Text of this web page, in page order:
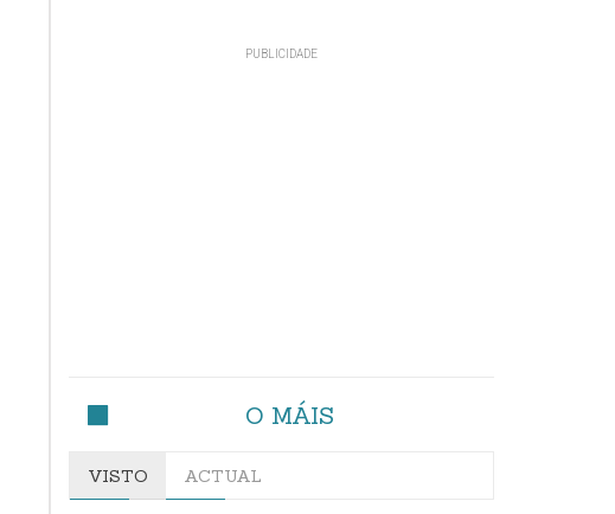
O MÁIS
VISTO ACTUAL